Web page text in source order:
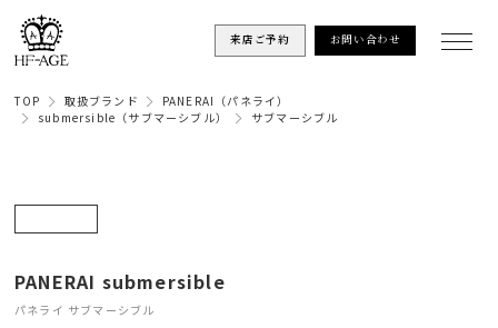
来店ご予約 お問い合わせ
TOP 取扱ブランド
PANERAI（パネライ）
submersible（サブマーシブル）
サブマーシブル
PANERAI submersible
パネライ サブマーシブル